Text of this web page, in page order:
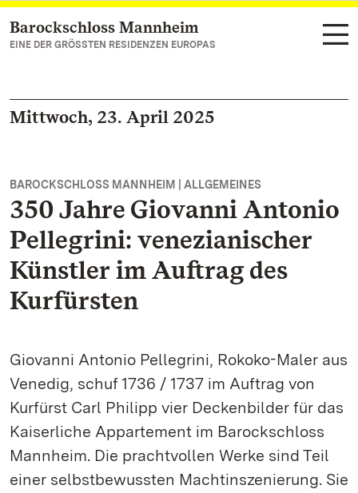
Zum Hauptinhalt springen
Barockschloss Mannheim
EINE DER GRÖSSTEN RESIDENZEN EUROPAS
Mittwoch, 23. April 2025
BAROCKSCHLOSS MANNHEIM | ALLGEMEINES
350 Jahre Giovanni Antonio
Pellegrini: venezianischer
Künstler im Auftrag des
Kurfürsten
Giovanni Antonio Pellegrini, Rokoko-Maler aus
Venedig, schuf 1736 / 1737 im Auftrag von
Kurfürst Carl Philipp vier Deckenbilder für das
Kaiserliche Appartement im Barockschloss
Mannheim. Die prachtvollen Werke sind Teil
einer selbstbewussten Machtinszenierung. Sie